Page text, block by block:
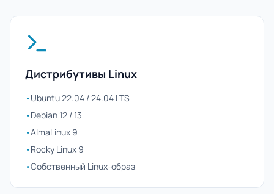
Дистрибутивы Linux
•Ubuntu 22.04 / 24.04 LTS
•Debian 12 / 13
•AlmaLinux 9
•Rocky Linux 9
•Собственный Linux-образ